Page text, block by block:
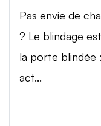
Pas envie de
? Le blindage
la porte
act...